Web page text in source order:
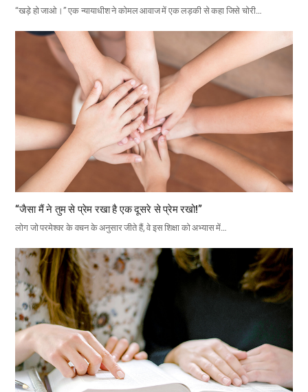
“खड़े हो जाओ।” एक न्यायाधीश ने कोमल आवाज में एक लड़की से कहा जिसे चोरी…
“जैसा मैं ने तुम से प्रेम रखा है एक दूसरे से प्रेम रखो!”
लोग जो परमेश्वर के वचन के अनुसार जीते हैं, वे इस शिक्षा को अभ्यास में…